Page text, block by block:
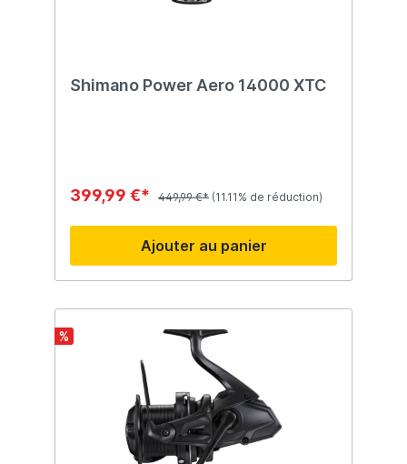
Shimano Power Aero 14000 XTC
399,99 €* 449,99 €* (11.11% de réduction)
Ajouter au panier
%